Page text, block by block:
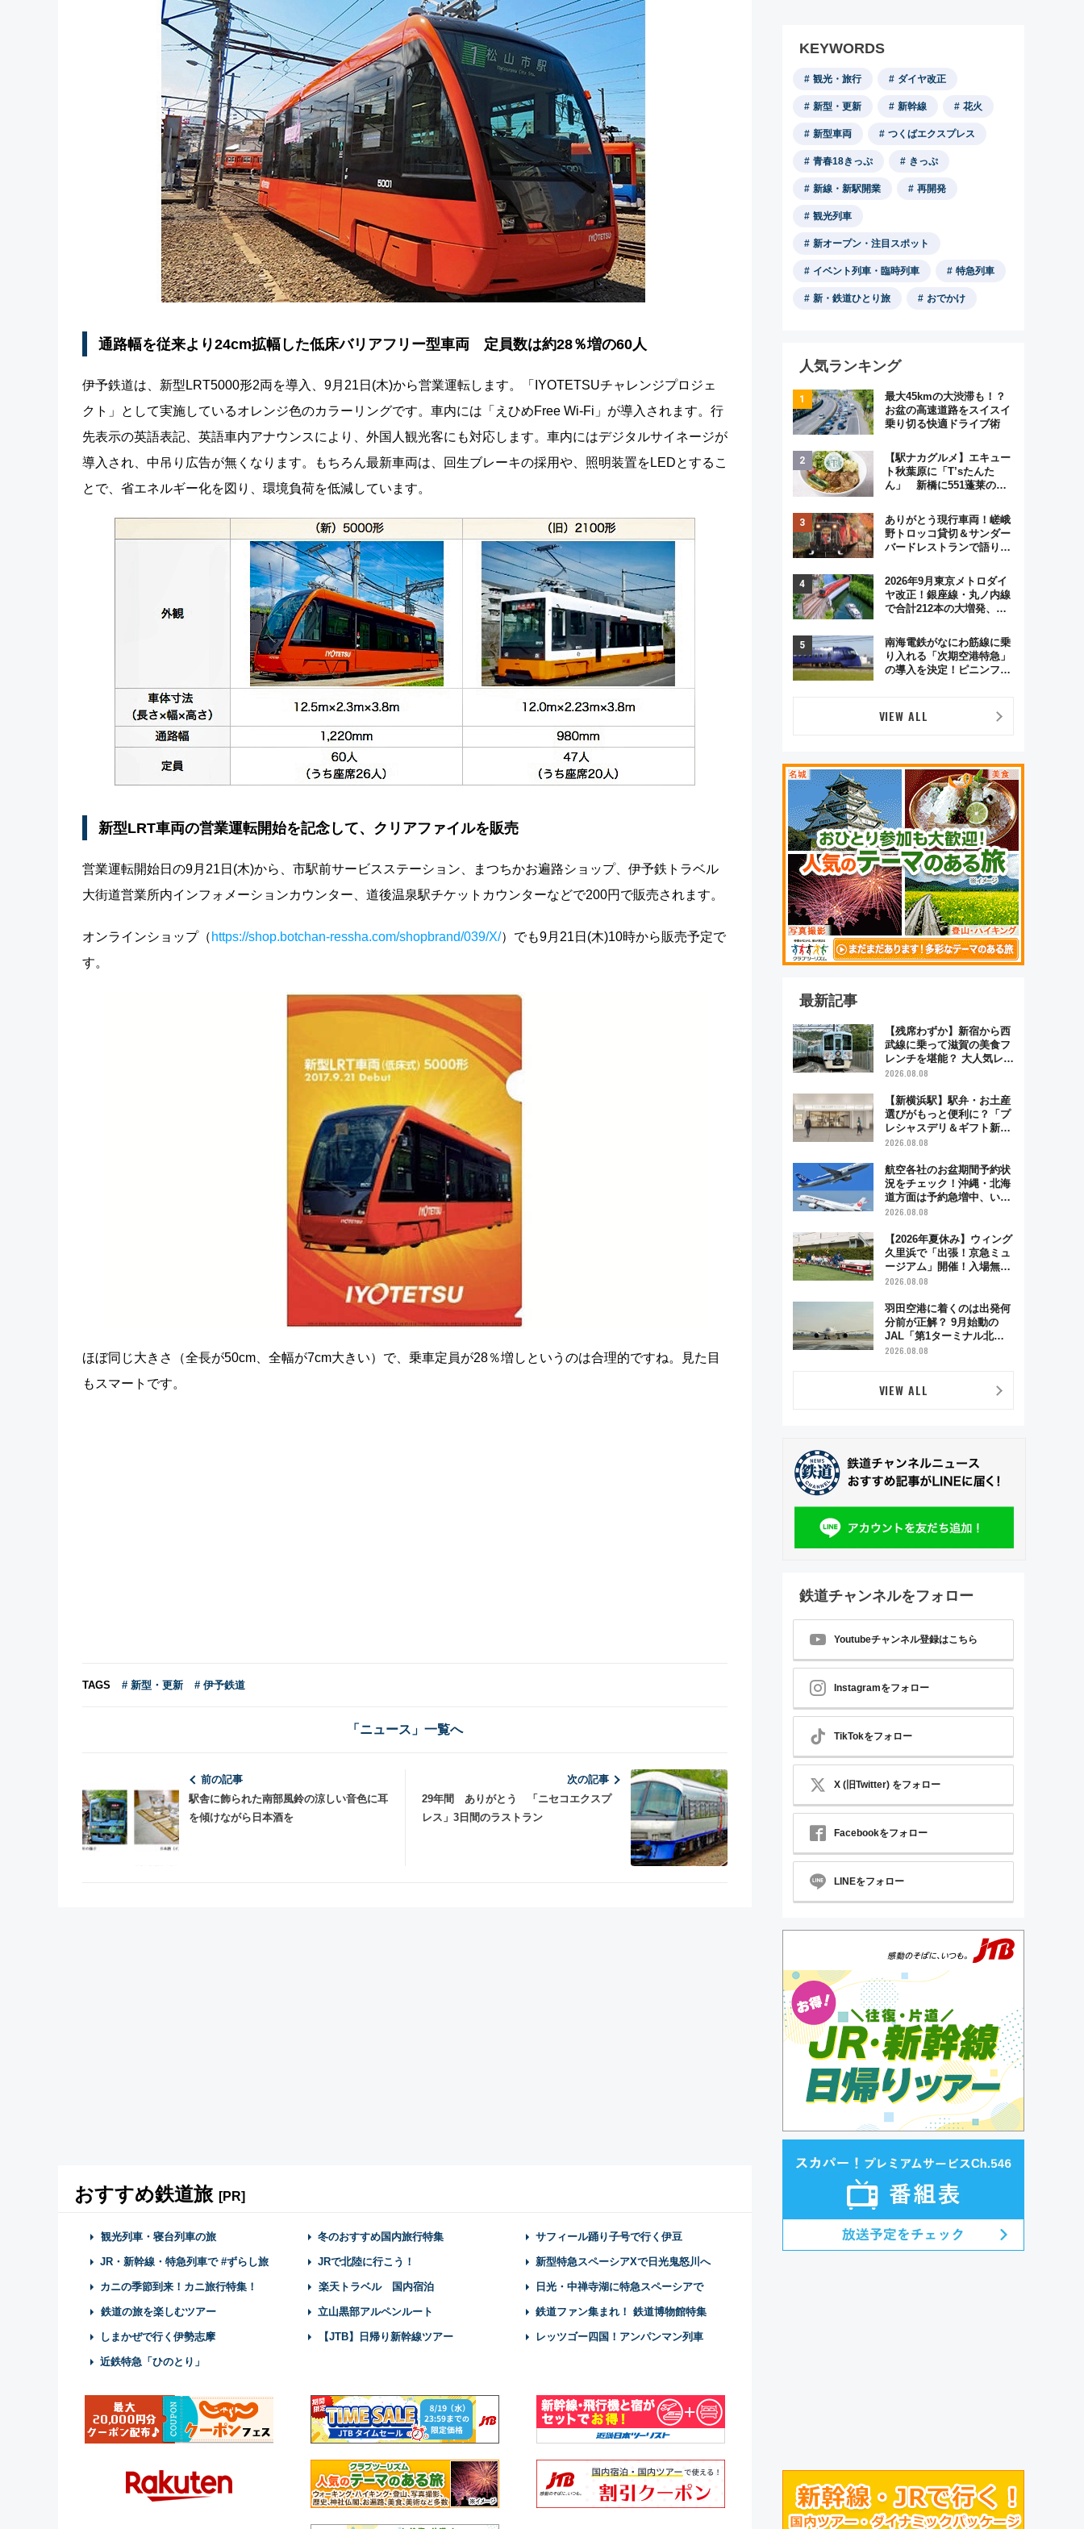
通路幅を従来より24cm拡幅した低床バリアフリー型車両 定員数は約28％増の60人
伊予鉄道は、新型LRT5000形2両を導入、9月21日(木)から営業運転します。「IYOTETSUチャレンジプロジェ
クト」として実施しているオレンジ色のカラーリングです。車内には「えひめFree Wi-Fi」が導入されます。行
先表示の英語表記、英語車内アナウンスにより、外国人観光客にも対応します。車内にはデジタルサイネージが
導入され、中吊り広告が無くなります。もちろん最新車両は、回生ブレーキの採用や、照明装置をLEDとするこ
とで、省エネルギー化を図り、環境負荷を低減しています。
新型LRT車両の営業運転開始を記念して、クリアファイルを販売
営業運転開始日の9月21日(木)から、市駅前サービスステーション、まつちかお遍路ショップ、伊予鉄トラベル
大街道営業所内インフォメーションカウンター、道後温泉駅チケットカウンターなどで200円で販売されます。
オンラインショップ（ https://shop.botchan-ressha.com/shopbrand/039/X/）でも9月21日(木)10時から販売予定で
す。
ほぼ同じ大きさ（全長が50cm、全幅が7cm大きい）で、乗車定員が28％増しというのは合理的ですね。見た目
もスマートです。
TAGS # 新型・更新 # 伊予鉄道
「ニュース」一覧へ
前の記事
駅舎に飾られた南部風鈴の涼しい音色に耳
を傾けながら日本酒を
次の記事
29年間 ありがとう 「ニセコエクスプ
レス」3日間のラストラン
おすすめ鉄道旅 [PR]
観光列車・寝台列車の旅 冬のおすすめ国内旅行特集 サフィール踊り子号で行く伊豆
JR・新幹線・特急列車で #ずらし旅 JRで北陸に行こう！ 新型特急スペーシアXで日光鬼怒川へ
カニの季節到来！カニ旅行特集！ 楽天トラベル 国内宿泊 日光・中禅寺湖に特急スペーシアで
鉄道の旅を楽しむツアー 立山黒部アルペンルート 鉄道ファン集まれ！ 鉄道博物館特集
しまかぜで行く伊勢志摩 【JTB】日帰り新幹線ツアー レッツゴー四国！アンパンマン列車
近鉄特急「ひのとり」
KEYWORDS
観光・旅行 ダイヤ改正
新型・更新 新幹線 花火
新型車両 つくばエクスプレス
青春18きっぷ きっぷ
新線・新駅開業 再開発
観光列車
新オープン・注目スポット
イベント列車・臨時列車 特急列車
新・鉄道ひとり旅 おでかけ
人気ランキング
最大45kmの大渋滞も！？
お盆の高速道路をスイスイ
乗り切る快適ドライブ術
【駅ナカグルメ】エキュー
ト秋葉原に「T’sたんた
ん」 新橋に551蓬莱の
オムライス専門店「肉とた
まご」新グルメ続々登場！
【2026年8月】
ありがとう現行車両！嵯峨
野トロッコ貸切＆サンダー
バードレストランで語り合
原トシヒロと行く！9月13
日「京都の鉄道満喫ツア
ー」開催
2026年9月東京メトロダイ
ヤ改正！銀座線・丸ノ内線
で合計212本の大増発、混
南海電鉄がなにわ筋線に乗
り入れる「次期空港特急」
の導入を決定！ピニンファ
VIEW ALL
最新記事
【残席わずか】新宿から西
武線に乗って滋賀の美食フ
レンチを堪能？ 大人気レス
トラン列車「52席の至福」
の特別コラボ
2026.08.08
【新横浜駅】駅弁・お土産
選びがもっと便利に？「プ
レシャスデリ＆ギフト新横
浜」がオープン 場所や営
2026.08.08
航空各社のお盆期間予約状
況をチェック！沖縄・北海
道方面は予約急増中、いま
から狙うべき日は？
2026.08.08
【2026年夏休み】ウィング
久里浜で「出張！京急ミュ
ージアム」開催！入場無料
でスタンプラリーや子ども
2026.08.08
羽田空港に着くのは出発何
分前が正解？ 9月始動の
JAL「第1ターミナル北側
サテライト」は徒歩1キロ
2026.08.08
VIEW ALL
鉄道チャンネルをフォロー
Youtubeチャンネル登録はこちら
Instagramをフォロー
TikTokをフォロー
X (旧Twitter) をフォロー
Facebookをフォロー
LINEをフォロー